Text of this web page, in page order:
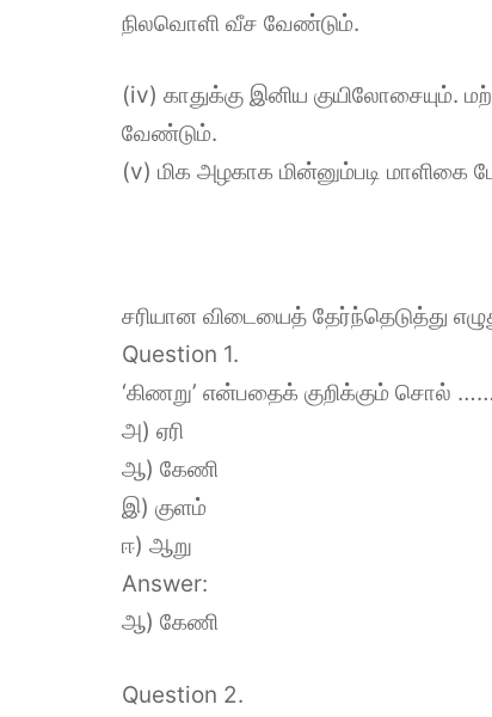
நிலவொளி வீச வேண்டும்.
(iv) காதுக்கு இனிய
வேண்டும்.
(v) மிக அழகாக மின்னும்படி
சரியான விடையைத் தேர்ந்தெடுத்து
Question 1.
‘கிணறு’ என்பதைக் குறிக்கும் சொல்
அ) ஏரி
ஆ) கேணி
இ) குளம்
ஈ) ஆறு
Answer:
ஆ) கேணி
Question 2.